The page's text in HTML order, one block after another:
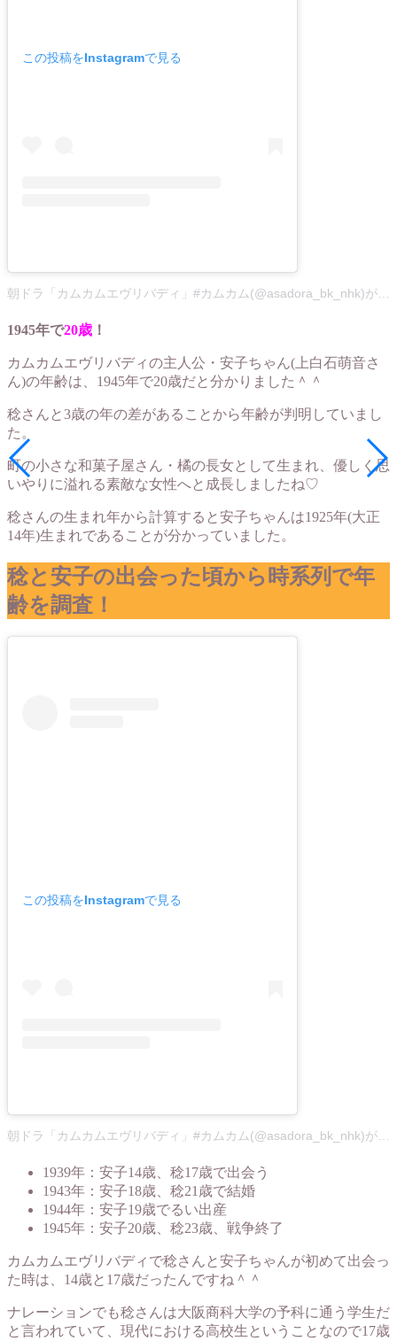
この投稿をInstagramで見る
1945年で20歳 ！
カムカムエヴリバディの主人公・安子ちゃん(上白石萌音さ
ん)の年齢は、1945年で20歳だと分かりました＾＾
稔さんと3歳の年の差があることから年齢が判明していまし
た。
町の小さな和菓子屋さん・橘の長女として生まれ、優しく思
いやりに溢れる素敵な女性へと成長しましたね♡
稔さんの生まれ年から計算すると安子ちゃんは1925年(大正
14年)生まれであることが分かっていました。
稔と安子の出会った頃から時系列で年
齢を調査！
この投稿をInstagramで見る
1939年：安子14歳、稔17歳で出会う
1943年：安子18歳、稔21歳で結婚
1944年：安子19歳でるい出産
1945年：安子20歳、稔23歳、戦争終了
カムカムエヴリバディで稔さんと安子ちゃんが初めて出会っ
た時は、14歳と17歳だったんですね＾＾
ナレーションでも稔さんは大阪商科大学の予科に通う学生だ
と言われていて、現代における高校生ということなので17歳